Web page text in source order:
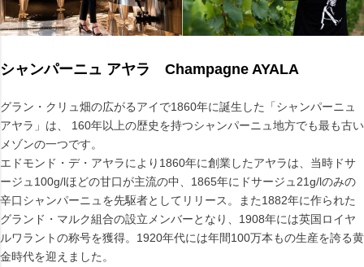
シャンパーニュ アヤラ Champagne AYALA
グラン・クリュ畑の広がるアイで1860年に誕生した「シャンパーニュ
アヤラ」は、 160年以上の歴史を持つシャンパーニュ地方でも最も古い
メゾンの一つです。
エドモンド・デ・アヤラにより1860年に創業したアヤラは、当時ドサ
ージュ100g/lほどの甘口が主流の中、1865年にドサージュ21g/lのみの
辛口シャンパーニュを先駆者としてリリース。また1882年に作られた
グランド・マルク組合の設立メンバーとなり、1908年には英国ロイヤ
ルワラントの称号を獲得。1920年代には年間100万本もの生産を誇る黄
金時代を迎えました。